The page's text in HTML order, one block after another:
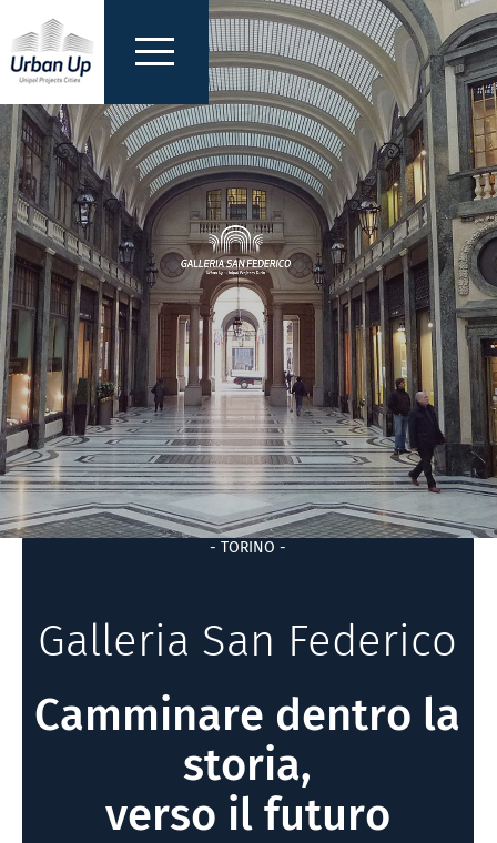
- TORINO -
Galleria San Federico
Camminare dentro la
storia,
verso il futuro